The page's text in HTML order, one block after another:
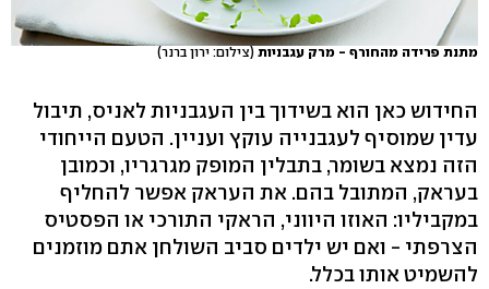
מתנת פרידה מהחורף - מרק עגבניות (צילום: ירון ברנר)
החידוש כאן הוא בשידוך בין העגבניות לאניס, תיבול
עדין שמוסיף לעגבנייה עוקץ ועניין. הטעם הייחודי
הזה נמצא בשומר, בתבלין המופק מגרגריו, וכמובן
בעראק, המתובל בהם. את העראק אפשר להחליף
במקביליו: האוזו היווני, הראקי התורכי או הפסטיס
הצרפתי - ואם יש ילדים סביב השולחן אתם מוזמנים
להשמיט אותו בכלל.